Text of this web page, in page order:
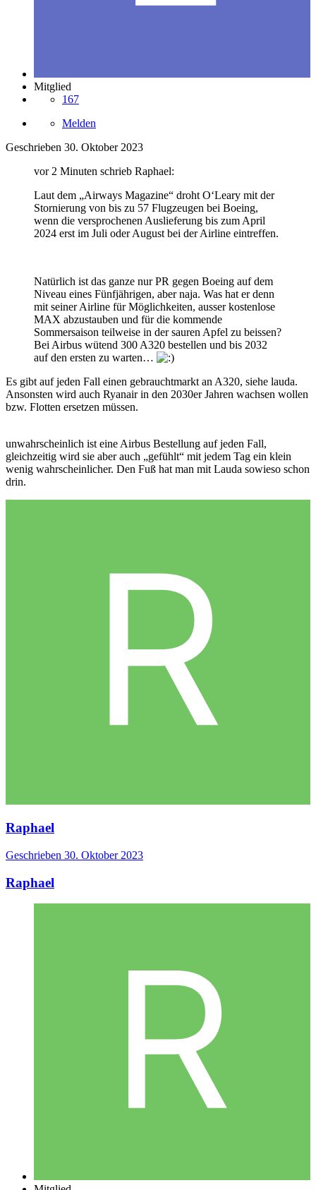
Mitglied
167
Melden
Geschrieben 30. Oktober 2023
vor 2 Minuten schrieb Raphael:
Laut dem „Airways Magazine“ droht O‘Leary mit der
Stornierung von bis zu 57 Flugzeugen bei Boeing,
wenn die versprochenen Auslieferung bis zum April
2024 erst im Juli oder August bei der Airline eintreffen.
Natürlich ist das ganze nur PR gegen Boeing auf dem
Niveau eines Fünfjährigen, aber naja. Was hat er denn
mit seiner Airline für Möglichkeiten, ausser kostenlose
MAX abzustauben und für die kommende
Sommersaison teilweise in der sauren Apfel zu beissen?
Bei Airbus wütend 300 A320 bestellen und bis 2032
auf den ersten zu warten…
Es gibt auf jeden Fall einen gebrauchtmarkt an A320, siehe lauda.
Ansonsten wird auch Ryanair in den 2030er Jahren wachsen wollen
bzw. Flotten ersetzen müssen.
unwahrscheinlich ist eine Airbus Bestellung auf jeden Fall,
gleichzeitig wird sie aber auch „gefühlt“ mit jedem Tag ein klein
wenig wahrscheinlicher. Den Fuß hat man mit Lauda sowieso schon
drin.
Raphael
Geschrieben 30. Oktober 2023
Raphael